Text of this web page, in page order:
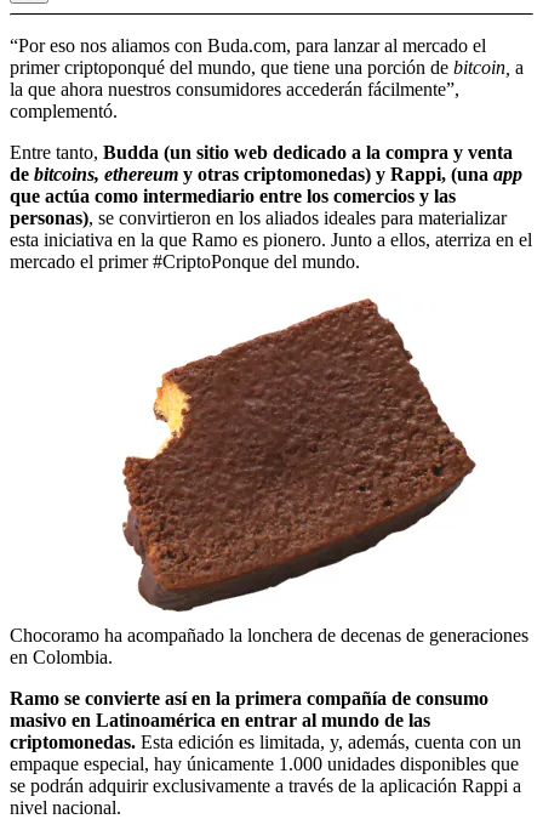
“Por eso nos aliamos con Buda.com, para lanzar al mercado el
primer criptoponqué del mundo, que tiene una porción de bitcoin, a
la que ahora nuestros consumidores accederán fácilmente”,
complementó.
Entre tanto, Budda (un sitio web dedicado a la compra y venta
de bitcoins, ethereum y otras criptomonedas) y Rappi, (una app
que actúa como intermediario entre los comercios y las
personas), se convirtieron en los aliados ideales para materializar
esta iniciativa en la que Ramo es pionero. Junto a ellos, aterriza en el
mercado el primer #CriptoPonque del mundo.
Chocoramo ha acompañado la lonchera de decenas de generaciones
en Colombia.
Ramo se convierte así en la primera compañía de consumo
masivo en Latinoamérica en entrar al mundo de las
criptomonedas. Esta edición es limitada, y, además, cuenta con un
empaque especial, hay únicamente 1.000 unidades disponibles que
se podrán adquirir exclusivamente a través de la aplicación Rappi a
nivel nacional.